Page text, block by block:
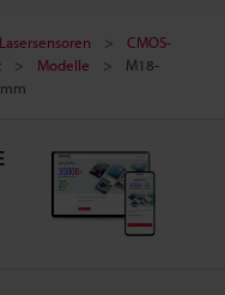
Lasersensoren
CMOS-
Modelle
M18-